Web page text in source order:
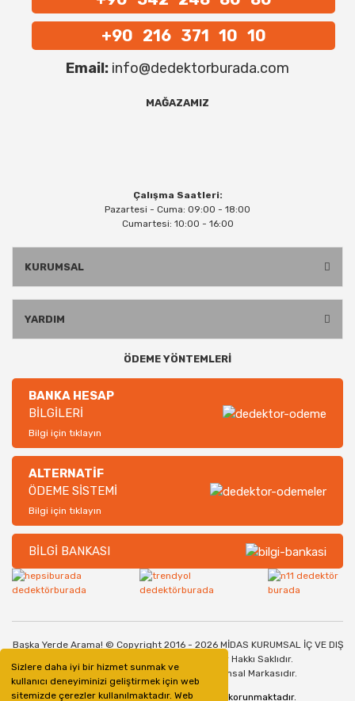
Sizlere daha iyi bir hizmet sunmak ve
kullanıcı deneyiminizi geliştirmek için web
sitemizde çerezler kullanılmaktadır. Web
+90 216 371 10 10
Email: info@dedektorburada.com
MAĞAZAMIZ
Çalışma Saatleri:
Pazartesi - Cuma: 09:00 - 18:00
Cumartesi: 10:00 - 16:00
KURUMSAL
YARDIM
ÖDEME YÖNTEMLERİ
BANKA HESAP
BİLGİLERİ
Bilgi için tıklayın
ALTERNATİF
ÖDEME SİSTEMİ
Bilgi için tıklayın
BİLGİ BANKASI
Başka Yerde Arama! © Copyright 2016 - 2026 MİDAS KURUMSAL İÇ VE DIŞ
TİCARET SANAYİ LİMİTED ŞİRKETİ. Her Hakkı Saklıdır.
Dedektorburada.com, bir Midas Kurumsal Markasıdır.
128bit SSL Güvenlik Sertifikası ile korunmaktadır.